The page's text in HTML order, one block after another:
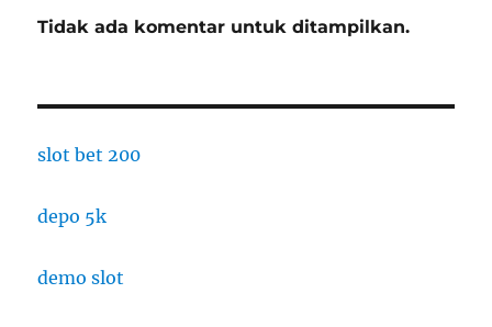
Tidak ada komentar untuk ditampilkan.
slot bet 200
depo 5k
demo slot